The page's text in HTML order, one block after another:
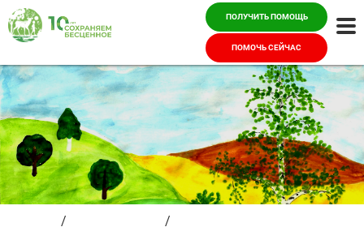
ПОЛУЧИТЬ ПОМОЩЬ
ПОМОЧЬ СЕЙЧАС
/ /